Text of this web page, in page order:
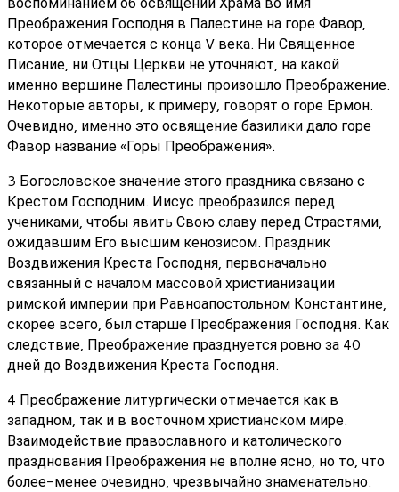
Преображения Господня в Палестине на горе Фавор,
которое отмечается с конца V века. Ни Священное
Писание, ни Отцы Церкви не уточняют, на какой
именно вершине Палестины произошло Преображение.
Некоторые авторы, к примеру, говорят о горе Ермон.
Очевидно, именно это освящение базилики дало горе
Фавор название «Горы Преображения».
3 Богословское значение этого праздника связано с
Крестом Господним. Иисус преобразился перед
учениками, чтобы явить Свою славу перед Страстями,
ожидавшим Его высшим кенозисом. Праздник
Воздвижения Креста Господня, первоначально
связанный с началом массовой христианизации
римской империи при Равноапостольном Константине,
скорее всего, был старше Преображения Господня. Как
следствие, Преображение празднуется ровно за 40
дней до Воздвижения Креста Господня.
4 Преображение литургически отмечается как в
западном, так и в восточном христианском мире.
Взаимодействие православного и католического
празднования Преображения не вполне ясно, но то, что
более-менее очевидно, чрезвычайно знаменательно.